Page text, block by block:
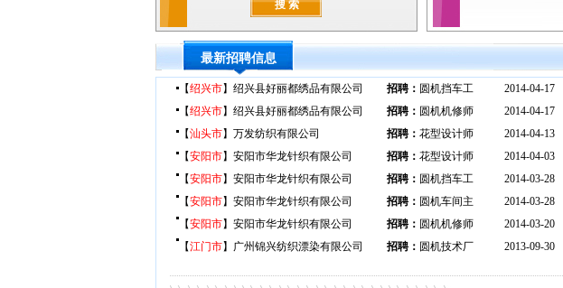
最新招聘信息
【绍兴市】绍兴县好丽都绣品有限公司 招聘： 圆机挡车工
2014-04-17
【绍兴市】绍兴县好丽都绣品有限公司 招聘： 圆机机修师
2014-04-17
【汕头市】万发纺织有限公司 招聘： 花型设计师
2014-04-13
【安阳市】安阳市华龙针织有限公司 招聘： 花型设计师
2014-04-03
【安阳市】安阳市华龙针织有限公司 招聘： 圆机挡车工
2014-03-28
【安阳市】安阳市华龙针织有限公司 招聘： 圆机车间主
任
2014-03-28
【安阳市】安阳市华龙针织有限公司 招聘： 圆机机修师
2014-03-20
【江门市】广州锦兴纺织漂染有限公司 招聘： 圆机技术厂
2013-09-30